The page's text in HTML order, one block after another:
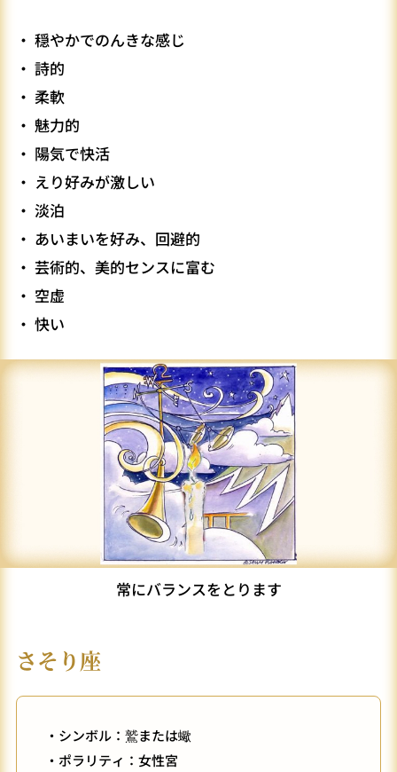
・ 穏やかでのんきな感じ
・ 詩的
・ 柔軟
・ 魅力的
・ 陽気で快活
・ えり好みが激しい
・ 淡泊
・ あいまいを好み、回避的
・ 芸術的、美的センスに富む
・ 空虚
・ 快い
常にバランスをとります
さそり座
・シンボル：鷲または蠍
・ポラリティ：女性宮